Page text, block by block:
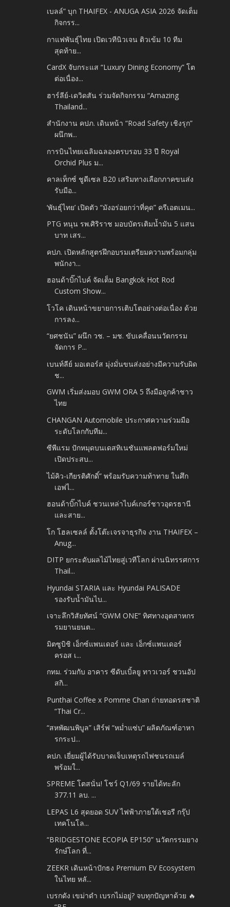
เบลล์” บุก THAIFEX - ANUGA ASIA 2026 จัดเต็ม
กิจกรร...
กาแฟพันธุ์ไทย เปิดเวทีนิวเจน ติวเข้ม 10 ทีม
สุดท้าย...
CardX จับกระแส “Luxury Dining Economy” โต
ต่อเนื่อง...
ฮาร์ลีย์-เดวิดสัน ร่วมจัดกิจกรรม “Amazing
Thailand...
สำนักงาน คปภ. เดินหน้า “Road Safety เชิงรุก”
ผนึกพ...
การบินไทยเฉลิมฉลองครบรอบ 33 ปี Royal
Orchid Plus ม...
คาลเท็กซ์ ชูดีเซล B20 เสริมทางเลือกภาคขนส่ง
รับมือ...
‘พันธุ์ไทย’ เปิดตัว “มังอร่อยกว่าที่คุด” ครีเอตเมน...
PTG หนุน รพ.ศิริราช มอบบัตรเติมน้ำมัน 5 แสน
บาท เสร...
คปภ. เปิดหลักสูตรฝึกอบรมเตรียมความพร้อมกลุ่ม
พนักงา...
ฮอนด้าบิ๊กไบค์ จัดเต็ม Bangkok Hot Rod
Custom Show...
โวโค เดินหน้าขยายการเติบโตอย่างต่อเนื่อง ด้วย
การลง...
“ยศชนัน” ผนึก วช. – มช. ขับเคลื่อนนวัตกรรม
จัดการ P...
เบนท์ลีย์ มอเตอร์ส มุ่งมั่นขนส่งอย่างมีความรับผิด
ช...
GWM เริ่มส่งมอบ GWM ORA 5 ถึงมือลูกค้าชาว
ไทย
CHANGAN Automobile ประกาศความร่วมมือ
ระดับโลกกับทีม...
ซีพีแรม ปักหมุดบนเดสทิเนชันแพลตฟอร์มใหม่
เปิดประสบ...
ไม้คิว-เกียรติศักดิ์” พร้อมรับความท้าทาย ในศึก
เอฟไ...
ฮอนด้าบิ๊กไบค์ ชวนเหล่าไบค์เกอร์ชาวอุดรธานี
และสาย...
โก โฮลเซลล์ ตั้งโต๊ะเจรจาธุรกิจ งาน THAIFEX –
Anug...
DITP ยกระดับผลไม้ไทยสู่เวทีโลก ผ่านนิทรรศการ
Thail...
Hyundai STARIA และ Hyundai PALISADE
รองรับน้ำมันไบ...
เจาะลึกวิสัยทัศน์ “GWM ONE” ทิศทางอุตสาหกร
รมยานยนต...
มิตซูบิชิ เอ็กซ์แพนเดอร์ และ เอ็กซ์แพนเดอร์
ครอส เ...
กทม. ร่วมกับ อาคาร ซีดับเบิ้ลยู ทาวเวอร์ ชวนอัป
สกิ...
Punthai Coffee x Pomme Chan ถ่ายทอดรสชาติ
“Thai Cr...
“สหพัฒนพิบูล” เสิร์ฟ “หม่ำแซ่บ” ผลิตภัณฑ์อาหา
รกระป...
คปภ. เยี่ยมผู้ได้รับบาดเจ็บเหตุรถไฟชนรถเมล์
พร้อมใ...
SPREME โตสนั่น! โชว์ Q1/69 รายได้ทะลัก
377.11 ลบ. ...
LEPAS L6 สุดยอด SUV ไฟฟ้าภายใต้เชอรี กรุ๊ป
เทคโนโล...
“BRIDGESTONE ECOPIA EP150” นวัตกรรมยาง
รักษ์โลก ที่...
ZEEKR เดินหน้าปักธง Premium EV Ecosystem
ในไทย หลั...
เบรกดัง เขม่าดำ เบรกไม่อยู่? จบทุกปัญหาด้วย 🔥